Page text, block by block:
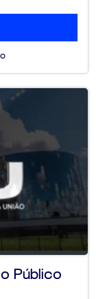
Público